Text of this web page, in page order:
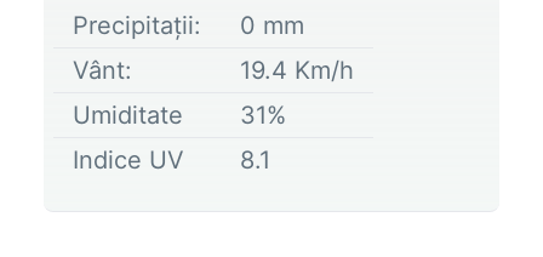
Precipitații: 0 mm
Vânt:
19.4 Km/h
Umiditate
31%
Indice UV
8.1